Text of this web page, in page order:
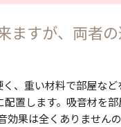
ますが、両者
、重い材料で部屋な
置します。吸音材を
果は全くありません